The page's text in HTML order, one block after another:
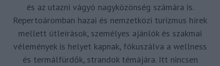
és az utazni vágyó nagyközönség számára is.
Repertoáromban hazai és nemzetközi turizmus hírek
mellett útleírások, személyes ajánlók és szakmai
vélemények is helyet kapnak, fókuszálva a wellness
és termálfürdők, strandok témájára. Itt nincsen